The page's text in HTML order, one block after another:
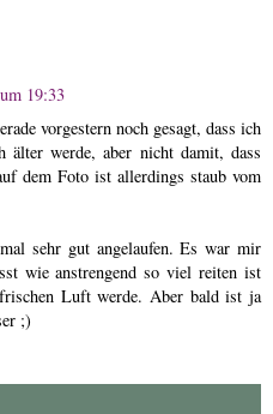
19:33
vorgestern noch gesagt, dass ich
älter werde, aber nicht damit, dass
dem Foto ist allerdings staub vom
sehr gut angelaufen. Es war mir
wie anstrengend so viel reiten ist
Luft werde. Aber bald ist ja
;)